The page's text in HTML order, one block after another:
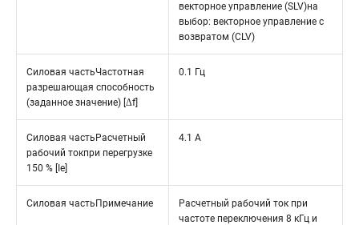
векторное управление (SLV)на
выбор: векторное управление с
возвратом (CLV)
Силовая частьЧастотная
разрешающая способность
(заданное значение) [Δf]
0.1 Гц
Силовая частьРасчетный
рабочий токпри перегрузке
150 % [Ie]
4.1 A
Силовая частьПримечание
Расчетный рабочий ток при
частоте переключения 8 кГц и